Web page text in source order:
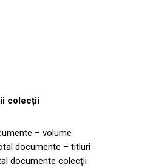
colecții
– volume
documente – titluri
documente colecții